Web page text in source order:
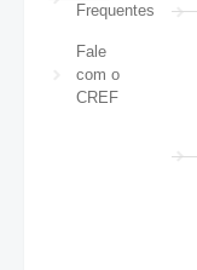
Frequentes
Fale
com o
CREF